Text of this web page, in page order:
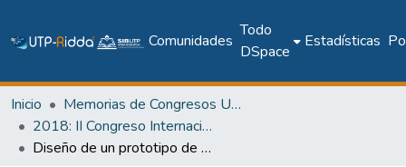
Comunidades
Todo
DSpace
Estadísticas
Inicio
Memorias de Congresos UTP
2018: II Congreso Internacional en Inteligencia Ambiental, Ingeniería de Software y Salud Electrónica y Móvil – AmITIC 2018
Diseño de un prototipo de medición de postura sedente para docentes